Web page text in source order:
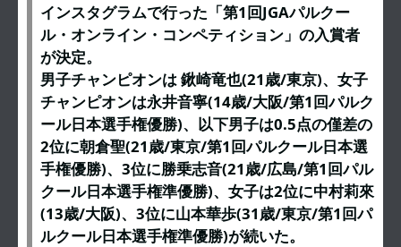
インスタグラムで行った「第1回JGAパルクー
ル・オンライン・コンペティション」の入賞者
が決定。
男子チャンピオンは 鍬崎竜也(21歳/東京)、女子
チャンピオンは永井音寧(14歳/大阪/第1回パルク
ール日本選手権優勝)、以下男子は0.5点の僅差の
2位に朝倉聖(21歳/東京/第1回パルクール日本選
手権優勝)、3位に勝乗志音(21歳/広島/第1回パル
クール日本選手権準優勝)、女子は2位に中村莉來
(13歳/大阪)、3位に山本華歩(31歳/東京/第1回パ
ルクール日本選手権準優勝)が続いた。